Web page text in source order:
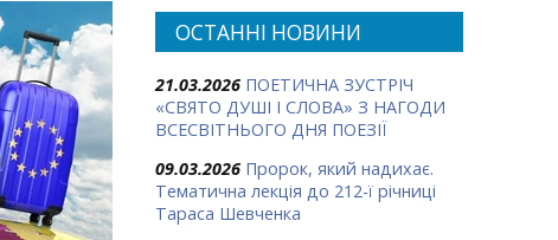
ОСТАННІ НОВИНИ
21.03.2026 ПОЕТИЧНА ЗУСТРІЧ
«СВЯТО ДУШІ І СЛОВА» З НАГОДИ
ВСЕСВІТНЬОГО ДНЯ ПОЕЗІЇ
09.03.2026 Пророк, який надихає.
Тематична лекція до 212-ї річниці
Тараса Шевченка